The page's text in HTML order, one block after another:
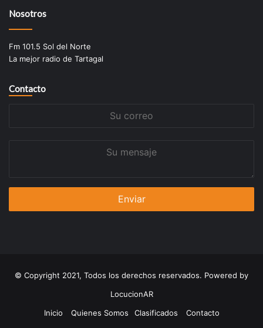
Nosotros
Fm 101.5 Sol del Norte
La mejor radio de Tartagal
Contacto
© Copyright 2021, Todos los derechos reservados. Powered by
LocucionAR
Inicio
Quienes Somos Clasificados Contacto